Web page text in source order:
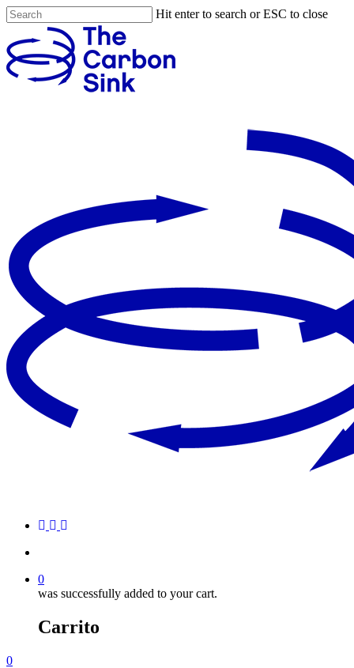
Hit enter to search or ESC to close
0
was successfully added to your cart.
Carrito
0